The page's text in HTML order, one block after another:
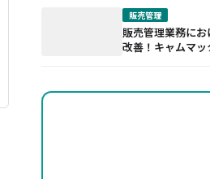
販売管理
販売管理業務に
改善！キャムマ